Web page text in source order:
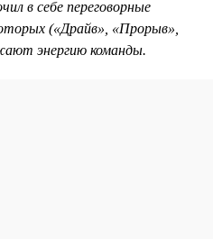
в себе переговорные
(«Драйв», «Прорыв»,
энергию команды.